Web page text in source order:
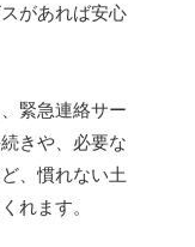
があれば安心
緊急連絡サー
きや、必要な
、慣れない土
れます。